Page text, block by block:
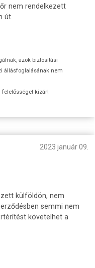
nem rendelkezett
út.
azok biztosítási
állásfoglalásának nem
felelősséget kizár!
2023 január 09.
külföldön, nem
semmi nem
követelhet a